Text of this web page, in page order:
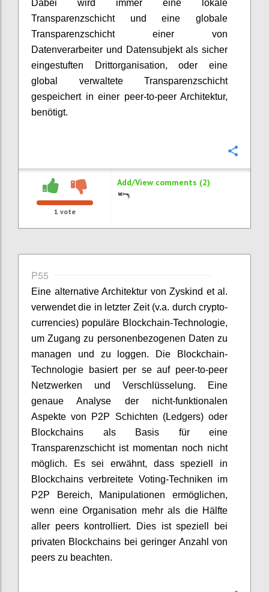
Dabei wird immer eine lokale
Transparenzschicht und eine globale
Transparenzschicht einer von
Datenverarbeiter und Datensubjekt als sicher
eingestuften Drittorganisation, oder eine
global verwaltete Transparenzschicht
gespeichert in einer peer-to-peer Architektur,
benötigt.
1 vote
Add/View comments (2)
P55
Eine alternative Architektur von Zyskind et al.
verwendet die in letzter Zeit (v.a. durch crypto-
currencies) populäre Blockchain-Technologie,
um Zugang zu personenbezogenen Daten zu
managen und zu loggen. Die Blockchain-
Technologie basiert per se auf peer-to-peer
Netzwerken und Verschlüsselung. Eine
genaue Analyse der nicht-funktionalen
Aspekte von P2P Schichten (Ledgers) oder
Blockchains als Basis für eine
Transparenzschicht ist momentan noch nicht
möglich. Es sei erwähnt, dass speziell in
Blockchains verbreitete Voting-Techniken im
P2P Bereich, Manipulationen ermöglichen,
wenn eine Organisation mehr als die Hälfte
aller peers kontrolliert. Dies ist speziell bei
privaten Blockchains bei geringer Anzahl von
peers zu beachten.